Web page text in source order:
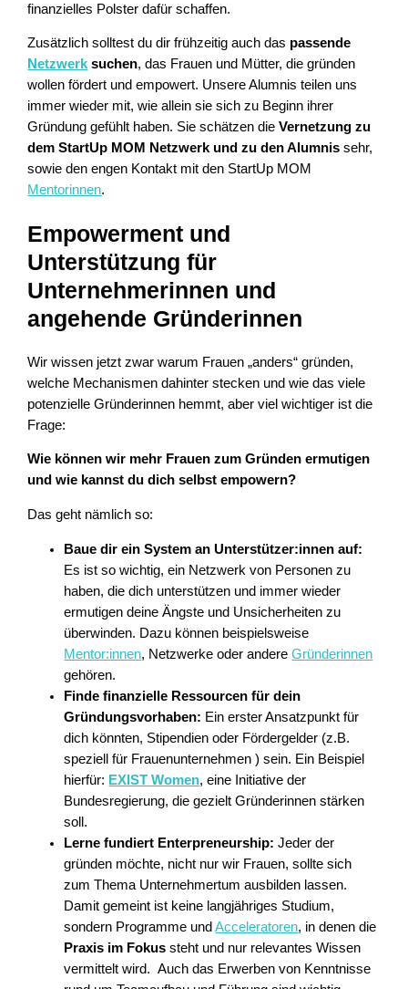
finanzielles Polster dafür schaffen.
Zusätzlich solltest du dir frühzeitig auch das passende
Netzwerk suchen, das Frauen und Mütter, die gründen
wollen fördert und empowert. Unsere Alumnis teilen uns
immer wieder mit, wie allein sie sich zu Beginn ihrer
Gründung gefühlt haben. Sie schätzen dieVernetzung zu
dem StartUp MOM Netzwerk und zu den Alumnissehr,
sowie den engen Kontakt mit den StartUp MOM
Mentorinnen.
Empowerment und
Unterstützung für
Unternehmerinnen und
angehende Gründerinnen
Wir wissen jetzt zwar warum Frauen „anders“ gründen,
welche Mechanismen dahinter stecken und wie das viele
potenzielle Gründerinnen hemmt, aber viel wichtiger ist die
Frage:
Wie können wir mehr Frauen zum Gründen ermutigen
und wie kannst du dich selbst empowern?
Das geht nämlich so:
Baue dir ein System an Unterstützer:innen auf:
Es ist so wichtig, ein Netzwerk von Personen zu
haben, die dich unterstützen und immer wieder
ermutigen deine Ängste und Unsicherheiten zu
überwinden. Dazu können beispielsweise
Mentor:innen, Netzwerke oder andereGründerinnen
gehören.
Finde finanzielle Ressourcen für dein
Gründungsvorhaben: Ein erster Ansatzpunkt für
dich könnten, Stipendien oder Fördergelder (z.B.
speziell für Frauenunternehmen ) sein. Ein Beispiel
hierfür: EXIST Women, eine Initiative der
Bundesregierung, die gezielt Gründerinnen stärken
soll.
Lerne fundiert Enterpreneurship: Jeder der
gründen möchte, nicht nur wir Frauen, sollte sich
zum Thema Unternehmertum ausbilden lassen.
Damit gemeint ist keine langjähriges Studium,
sondern Programme undAcceleratoren, in denen die
Praxis im Fokus steht und nur relevantes Wissen
vermittelt wird. Auch das Erwerben von Kenntnisse